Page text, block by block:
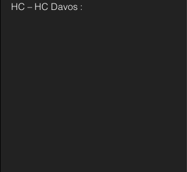
HC – HC Davos :